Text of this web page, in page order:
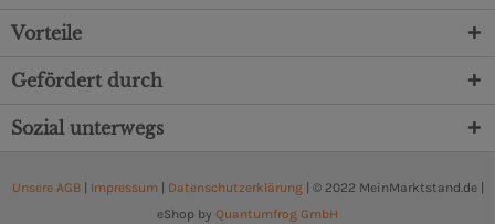
Vorteile
Gefördert durch
Sozial unterwegs
Unsere AGB| Impressum Datenschutzerklärung| © 2022 MeinMarktstand.de |
eShop by Quantumfrog GmbH